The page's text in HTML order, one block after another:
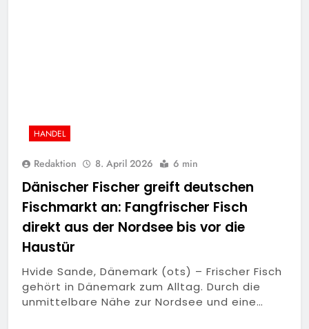
HANDEL
Redaktion 8. April 2026 6 min
Dänischer Fischer greift deutschen
Fischmarkt an: Fangfrischer Fisch
direkt aus der Nordsee bis vor die
Haustür
Hvide Sande, Dänemark (ots) – Frischer Fisch
gehört in Dänemark zum Alltag. Durch die
unmittelbare Nähe zur Nordsee und eine…